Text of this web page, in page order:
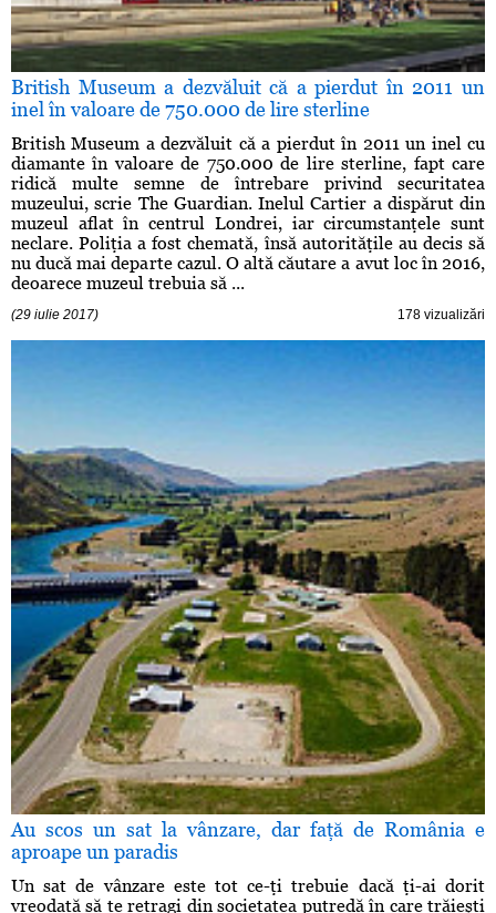
British Museum a dezvăluit că a pierdut în 2011 un
inel în valoare de 750.000 de lire sterline
British Museum a dezvăluit că a pierdut în 2011 un inel cu
diamante în valoare de 750.000 de lire sterline, fapt care
ridică multe semne de întrebare privind securitatea
muzeului, scrie The Guardian. Inelul Cartier a dispărut din
muzeul aflat în centrul Londrei, iar circumstanţele sunt
neclare. Poliţia a fost chemată, însă autorităţile au decis să
nu ducă mai departe cazul. O altă căutare a avut loc în 2016,
deoarece muzeul trebuia să ...
(29 iulie 2017) 178 vizualizări
Au scos un sat la vânzare, dar faţă de România e
aproape un paradis
Un sat de vânzare este tot ce-ţi trebuie dacă ţi-ai dorit
vreodată să te retragi din societatea putredă în care trăieşti